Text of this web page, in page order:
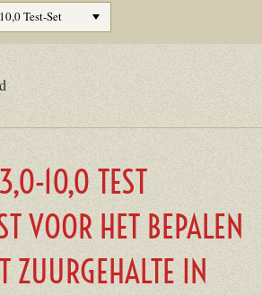
10,0 TEST
VOOR HET BEPALEN
ZUURGEHALTE IN